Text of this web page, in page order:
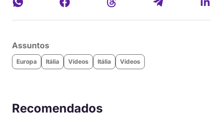
Assuntos
Europa Itália Vídeos Itália Vídeos
Recomendados